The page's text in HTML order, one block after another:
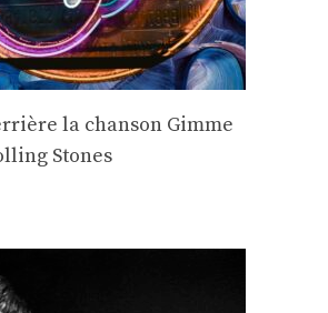
la chanson Gimme
Stones